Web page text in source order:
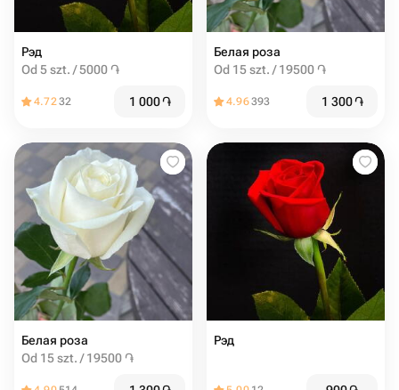
Рэд
Od 5 szt. / 5000 ֏
4.7232 1 000֏
Белая роза
Od 15 szt. / 19500 ֏
4.96393 1 300֏
Белая роза
Od 15 szt. / 19500 ֏
Рэд